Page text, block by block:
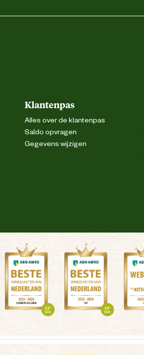
Klantenpas
Alles over de klantenpas
Saldo opvragen
Gegevens wijzigen